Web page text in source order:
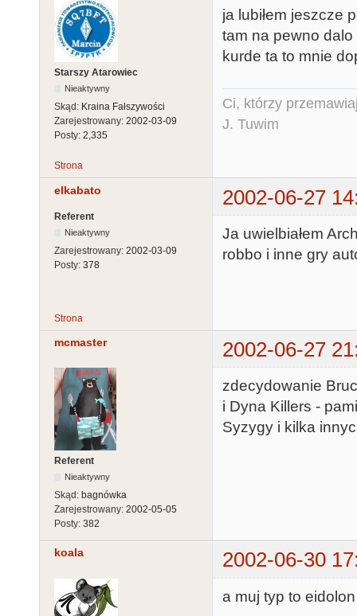
Starszy Atarowiec
Nieaktywny
Skąd: Kraina Fałszywości
Zarejestrowany: 2002-03-09
Posty: 2,335
ja lubiłem jeszcze
tam na pewno
kurde ta to mnie
Ci, którzy
J. Tuwim
Strona
elkabato 2002-06-27
Referent
Nieaktywny
Zarejestrowany: 2002-03-09
Posty: 378
Ja uwielbiałem
robbo i inne gry
Strona
mcmaster 2002-06-27
Referent
Nieaktywny
Skąd: bagnówka
Zarejestrowany: 2002-05-05
Posty: 382
zdecydowanie
i Dyna Killers -
Syzygy i kilka
koala 2002-06-30
a muj typ to